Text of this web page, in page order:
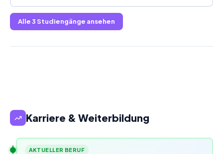
Alle3Studiengänge ansehen
Karriere & Weiterbildung
AKTUELLER BERUF